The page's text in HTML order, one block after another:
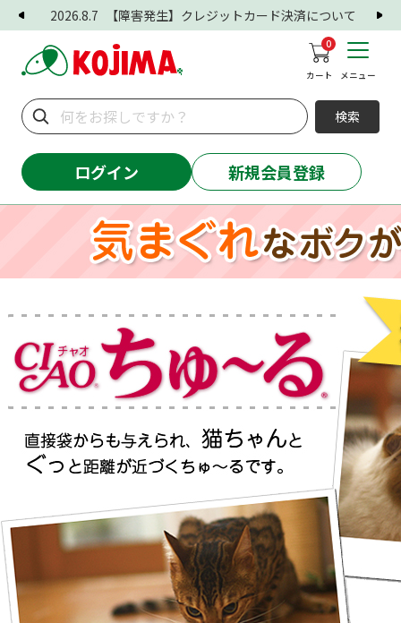
2026.8.7 【障害発生】クレジットカード決済について
0
カート メニュー
検索
ログイン 新規会員登録